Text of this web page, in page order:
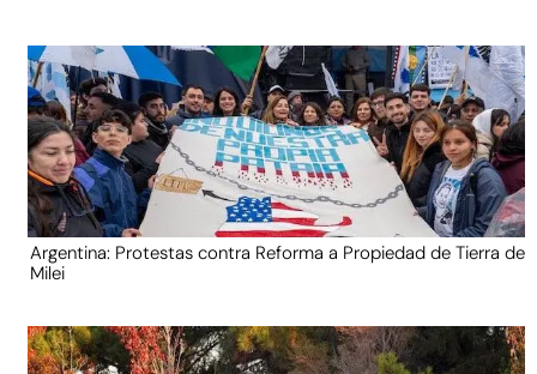
Argentina: Protestas contra Reforma a Propiedad de Tierra de
Milei